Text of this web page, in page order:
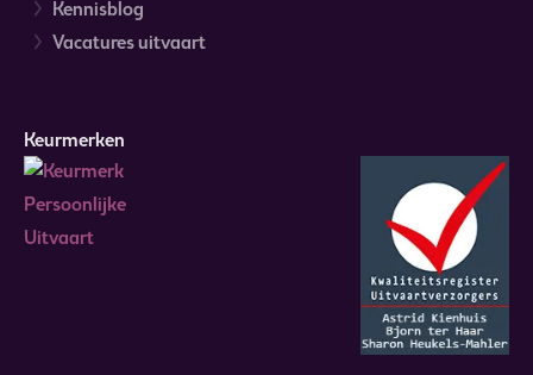
Kennisblog
Vacatures uitvaart
Keurmerken